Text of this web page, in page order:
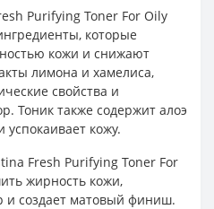
Purifying Toner For Oily
которые
кожи и снижают
лимона и хамелиса,
свойства и
Тоник также содержит алоэ
успокаивает кожу.
Fresh Purifying Toner For
жирность кожи,
и создает матовый финиш.